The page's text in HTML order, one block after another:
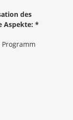
des
Aspekte: *